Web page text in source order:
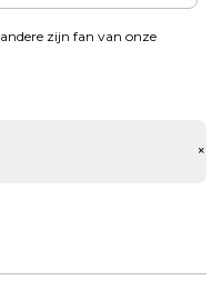
andere zijn fan van onze
+